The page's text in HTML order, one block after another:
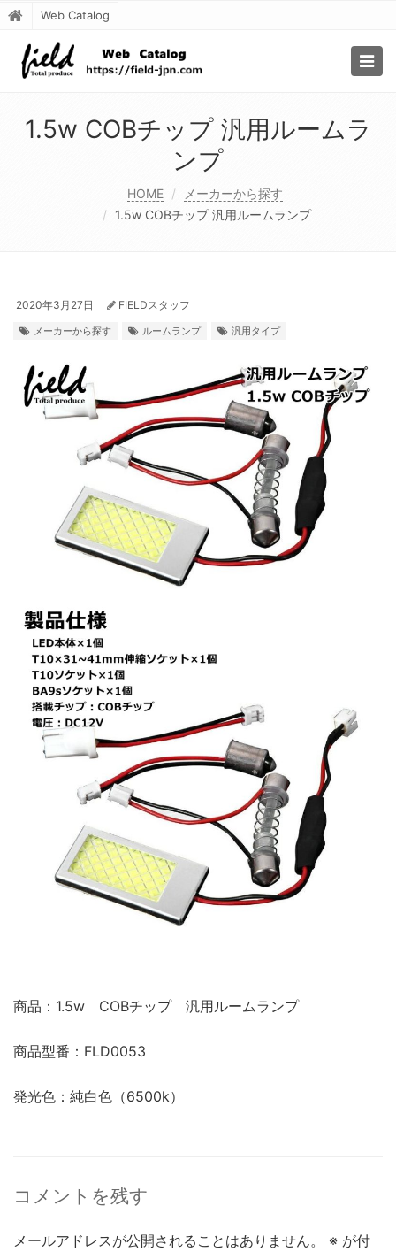
Web Catalog
1.5w COBチップ 汎用ルームラ
ンプ
HOME
メーカーから探す
1.5w COBチップ 汎用ルームランプ
2020年3月27日 FIELDスタッフ
メーカーから探す ルームランプ 汎用タイプ
商品：1.5w COBチップ 汎用ルームランプ
商品型番：FLD0053
発光色：純白色（6500k）
コメントを残す
メールアドレスが公開されることはありません。 ※ が付